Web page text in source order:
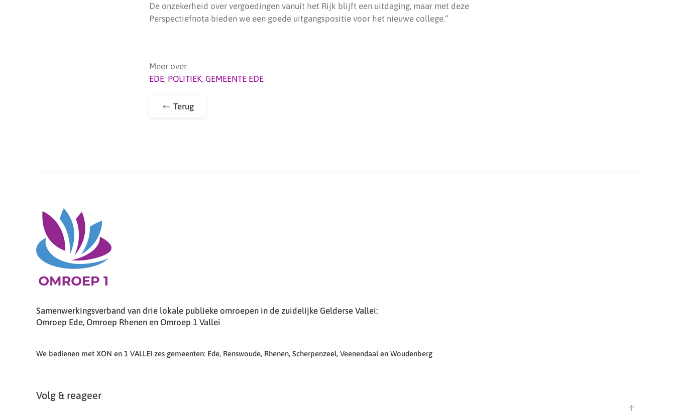
De onzekerheid over vergoedingen vanuit het Rijk blijft een uitdaging, maar met deze
Perspectiefnota bieden we een goede uitgangspositie voor het nieuwe college.”
Meer over
EDE, POLITIEK, GEMEENTE EDE
Terug
Samenwerkingsverband van drie lokale publieke omroepen in de zuidelijke Gelderse Vallei:
Omroep Ede, Omroep Rhenen en Omroep 1 Vallei
We bedienen met XON en 1 VALLEI zes gemeenten: Ede, Renswoude, Rhenen, Scherpenzeel, Veenendaal en Woudenberg
Volg & reageer